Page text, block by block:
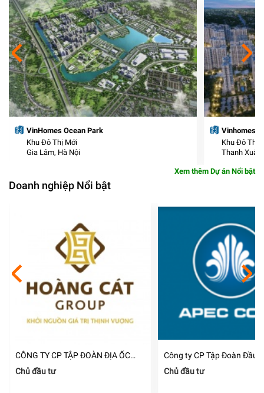
VinHomes Ocean Park
Khu Đô Thị Mới
Gia Lâm, Hà Nội
Vinhomes
Khu Đô Thị
Thanh
Xem thêm Dự án Nổi bật
Doanh nghiệp Nổi bật
CÔNG TY CP TẬP ĐOÀN ĐỊA ỐC
HOÀNG CÁT
Chủ đầu tư
Công ty CP Tập Đoàn Đầu
Á Thái Bình Dương
Chủ đầu tư